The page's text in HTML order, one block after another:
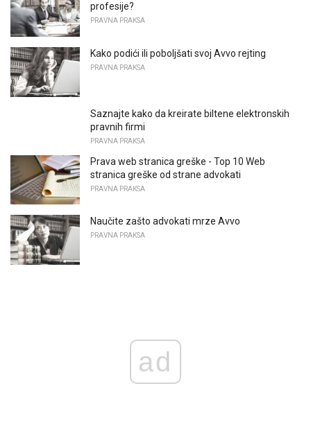
profesije?
PRAVNA PRAKSA
Kako podići ili poboljšati svoj Avvo rejting
PRAVNA PRAKSA
Saznajte kako da kreirate biltene elektronskih
pravnih firmi
PRAVNA PRAKSA
Prava web stranica greške - Top 10 Web
stranica greške od strane advokati
PRAVNA PRAKSA
Naučite zašto advokati mrze Avvo
PRAVNA PRAKSA
ad